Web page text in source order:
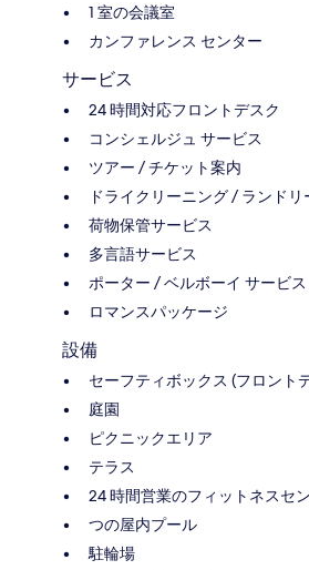
1 室の会議室
カンファレンス センター
サービス
24 時間対応フロントデスク
コンシェルジュ サービス
ツアー / チケット案内
ドライクリーニング / ランドリ
荷物保管サービス
多言語サービス
ポーター / ベルボーイ サービス
ロマンスパッケージ
設備
セーフティボックス (フロント
庭園
ピクニックエリア
テラス
24 時間営業のフィットネスセ
つの屋内プール
駐輪場